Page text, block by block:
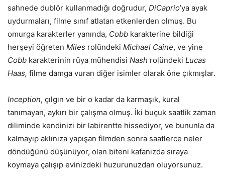
sahnede dublör kullanmadığı doğrudur, DiCaprio’ya ayak
uydurmaları, filme sınıf atlatan etkenlerden olmuş. Bu
omurga karakterler yanında, Cobb karakterine bildiği
herşeyi öğreten Miles rolündeki Michael Caine, ve yine
Cobb karakterinin rüya mühendisi Nash rolündeki Lucas
Haas, filme damga vuran diğer isimler olarak öne çıkmışlar.
Inception, çılgın ve bir o kadar da karmaşık, kural
tanımayan, aykırı bir çalışma olmuş. İki buçuk saatlik zaman
diliminde kendinizi bir labirentte hissediyor, ve bununla da
kalmayıp aklınıza yapışan filmden sonra saatlerce neler
döndüğünü düşünüyor, olan biteni kafanızda sıraya
koymaya çalışıp evinizdeki huzurunuzdan oluyorsunuz.